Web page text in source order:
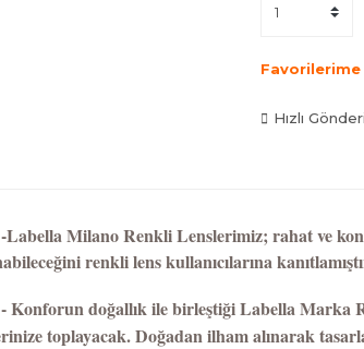
Favorilerime
Hızlı Gönderi
Milano Renkli Lenslerimiz; rahat ve
renkli lens kullanıcılarına
doğallık ile birleştiği Labella Marka
toplayacak. Doğadan ilham alınarak